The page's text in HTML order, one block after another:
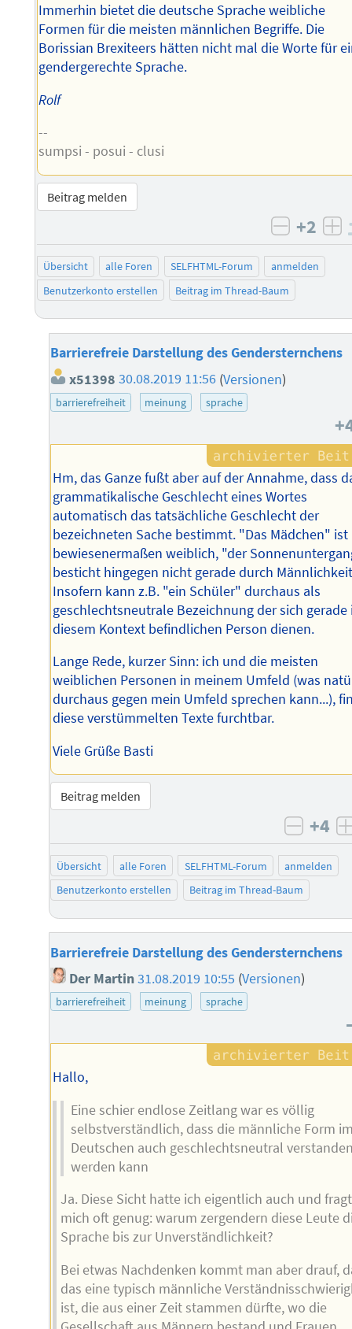
Immerhin bietet die deutsche Sprache weibliche
Formen für die meisten männlichen Begriffe. Die
Borissian Brexiteers hätten nicht mal die Worte für
gendergerechte Sprache.
Rolf
--
sumpsi - posui - clusi
Beitrag melden
negativ
+2
Übersicht alle Foren SELFHTML-Forum
anmelden
Benutzerkonto erstellen
Beitrag im Thread-Baum
Barrierefreie Darstellung des Gendersternchens
x51398 30.08.2019 11:56 (Versionen)
barrierefreiheit meinung sprache
Hm, das Ganze fußt aber auf der Annahme, dass
grammatikalische Geschlecht eines Wortes
automatisch das tatsächliche Geschlecht der
bezeichneten Sache bestimmt. "Das Mädchen" ist
bewiesenermaßen weiblich, "der
besticht hingegen nicht gerade durch
Insofern kann z.B. "ein Schüler" durchaus als
geschlechtsneutrale Bezeichnung der sich gerade
diesem Kontext befindlichen Person dienen.
Lange Rede, kurzer Sinn: ich und die meisten
weiblichen Personen in meinem Umfeld (was
durchaus gegen mein Umfeld sprechen kann...),
diese verstümmelten Texte furchtbar.
Viele Grüße Basti
Beitrag melden
+4
Übersicht alle Foren SELFHTML-Forum
anmelden
Benutzerkonto erstellen
Beitrag im Thread-Baum
Barrierefreie Darstellung des Gendersternchens
Der Martin31.08.2019 10:55 (Versionen)
barrierefreiheit meinung sprache
Hallo,
Eine schier endlose Zeitlang war es völlig
selbstverständlich, dass die männliche Form
Deutschen auch geschlechtsneutral
werden kann
Ja. Diese Sicht hatte ich eigentlich auch und
mich oft genug: warum zergendern diese Leute
Sprache bis zur Unverständlichkeit?
Bei etwas Nachdenken kommt man aber drauf,
das eine typisch männliche
ist, die aus einer Zeit stammen dürfte, wo die